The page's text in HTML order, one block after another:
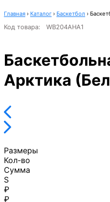
Главная › Каталог › Баскетбол ›
Код товара: WB204AHA1
Арктика
Размеры
Кол-во
Сумма
S
₽
₽